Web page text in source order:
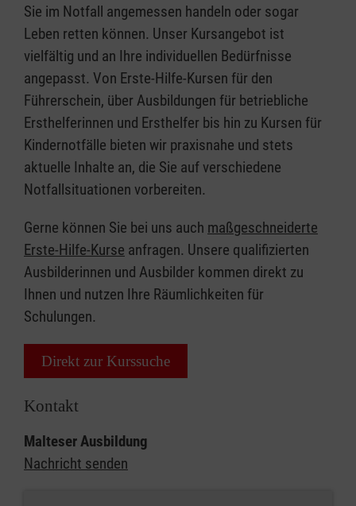
Sie im Notfall angemessen handeln oder sogar
Leben retten können. Unser Kursangebot ist
vielfältig und an Ihre individuellen Bedürfnisse
angepasst. Von Erste-Hilfe-Kursen für den
Führerschein, über Ausbildungen für betriebliche
Ersthelferinnen und Ersthelfer bis hin zu Kursen für
Kindernotfälle bieten wir praxisnahe und stets
aktuelle Inhalte an, die Sie auf verschiedene
Notfallsituationen vorbereiten.
Gerne können Sie bei uns auch maßgeschneiderte
Erste-Hilfe-Kurse anfragen. Unsere qualifizierten
Ausbilderinnen und Ausbilder kommen direkt zu
Ihnen und nutzen Ihre Räumlichkeiten für
Schulungen.
Direkt zur Kurssuche
Kontakt
Malteser Ausbildung
Nachricht senden